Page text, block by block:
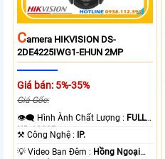
CAmera HIKVISION DS-
2DE4225IWG1-EHUN 2MP
Giá bán: 5%-35%
Giá Gốc:
👁️‍🗨 Hình Ành Chất Lượng : FULL
HD 1080P .
⚒ Công Nghệ :
IP.
💡 Video Ban Đêm : Hồng Ngoại